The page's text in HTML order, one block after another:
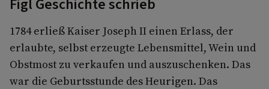
Figl Geschichte schrieb
1784 erließ Kaiser Joseph II einen Erlass, der
erlaubte, selbst erzeugte Lebensmittel, Wein und
Obstmost zu verkaufen und auszuschenken. Das
war die Geburtsstunde des Heurigen. Das